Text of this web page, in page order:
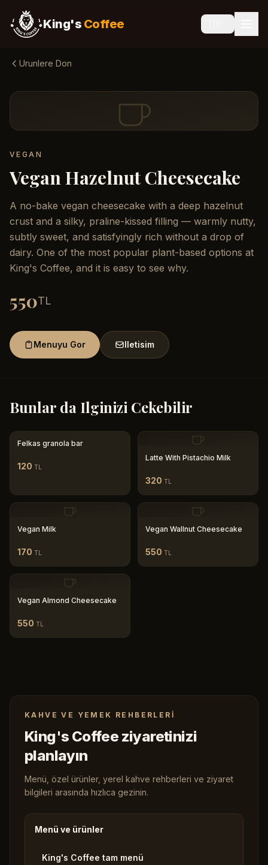
King's Coffee
Urunlere Don
VEGAN
Vegan Hazelnut Cheesecake
A no-bake vegan cheesecake with a deep hazelnut
crust and a silky, praline-kissed filling — warmly nutty,
subtly sweet, and satisfyingly rich without a drop of
dairy. One of the most popular plant-based options at
King's Coffee, and it is easy to see why.
550TL
Menuyu Gor Iletisim
Bunlar da Ilginizi Cekebilir
Felkas granola bar
120 TL
Latte With Pistachio Milk
320 TL
Vegan Milk
170 TL
Vegan Wallnut Cheesecake
550 TL
Vegan Almond Cheesecake
550 TL
KAHVE VE YEMEK REHBERLERI
King's Coffee ziyaretinizi
planlayın
Menü, özel ürünler, yerel kahve rehberleri ve ziyaret
bilgileri arasında hızlıca gezinin.
Menü ve ürünler
King's Coffee tam menü